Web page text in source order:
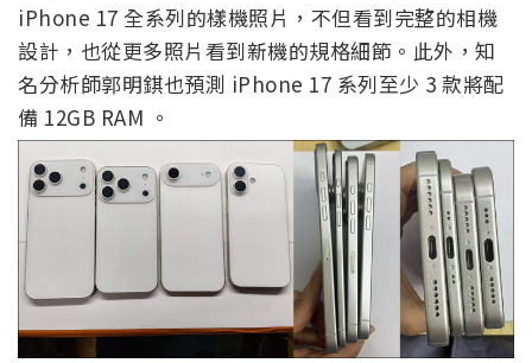
iPhone 17 全系列的樣機照片，不但看到完整的相機
設計，也從更多照片看到新機的規格細節。此外，知
名分析師郭明錤也預測 iPhone 17 系列至少 3 款將配
備 12GB RAM 。